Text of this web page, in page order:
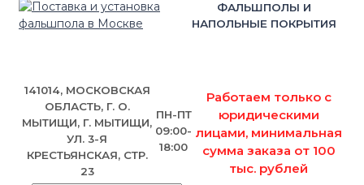
ФАЛЬШПОЛЫ И
НАПОЛЬНЫЕ ПОКРЫТИЯ
141014, МОСКОВСКАЯ
ОБЛАСТЬ, Г. О.
МЫТИЩИ, Г. МЫТИЩИ,
УЛ. 3-Я
КРЕСТЬЯНСКАЯ, СТР.
23
ПН-ПТ
09:00-
18:00
Работаем только с
юридическими
лицами, минимальная
сумма заказа от 100
тыс. рублей